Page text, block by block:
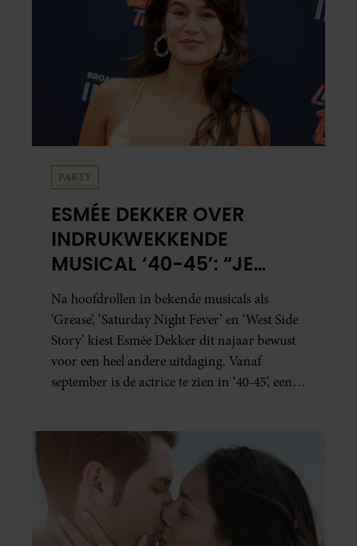
PARTY
ESMÉE DEKKER OVER
INDRUKWEKKENDE
MUSICAL ‘40-45’: “JE
BESEFT INEENS HOE
KOSTBAAR VRIJHEID IS”
Na hoofdrollen in bekende musicals als
‘Grease’, ‘Saturday Night Fever’ en ‘West Side
Story’ kiest Esmée Dekker dit najaar bewust
voor een heel andere uitdaging. Vanaf
september is de actrice te zien in ‘40-45’, een
een voorstelling die niet alleen raakt, maar
het publiek ook aan het denken zet.